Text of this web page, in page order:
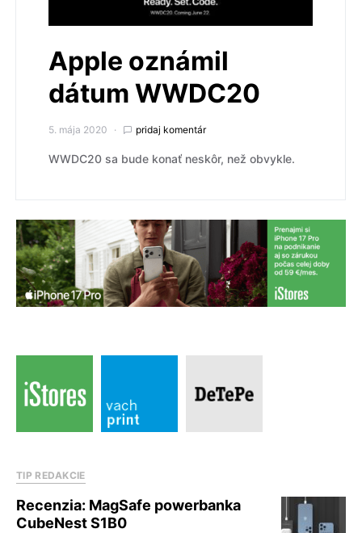
Apple oznámil
dátum WWDC20
5. mája 2020 pridaj komentár
WWDC20 sa bude konať neskôr, než obvykle.
TIP REDAKCIE
Recenzia: MagSafe powerbanka
CubeNest S1B0